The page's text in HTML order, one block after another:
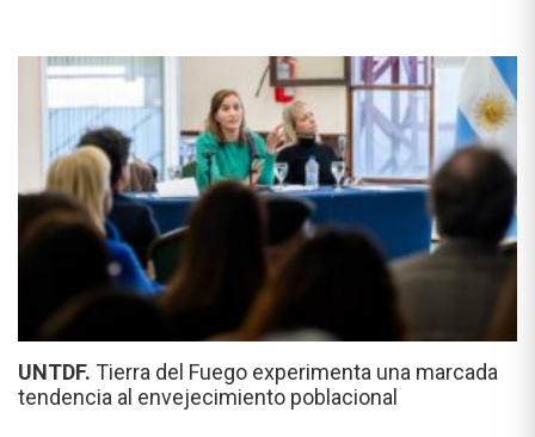
UNTDF. Tierra del Fuego experimenta una marcada
tendencia al envejecimiento poblacional